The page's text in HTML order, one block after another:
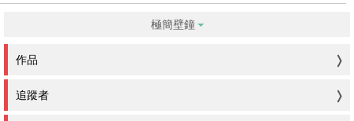
極簡壁鐘
作品
追蹤者